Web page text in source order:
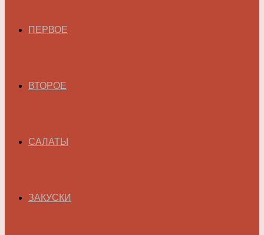
ПЕРВОЕ
ВТОРОЕ
САЛАТЫ
ЗАКУСКИ